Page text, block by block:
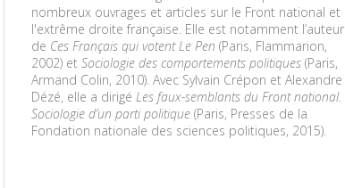
nombreux ouvrages et articles sur le Front national et
l'extrême droite française. Elle est notamment l’auteur
de Ces Français qui votent Le Pen (Paris, Flammarion,
2002) et Sociologie des comportements politiques (Paris,
Armand Colin, 2010). Avec Sylvain Crépon et Alexandre
Dézé, elle a dirigé Les faux-semblants du Front national.
Sociologie d’un parti politique (Paris, Presses de la
Fondation nationale des sciences politiques, 2015).